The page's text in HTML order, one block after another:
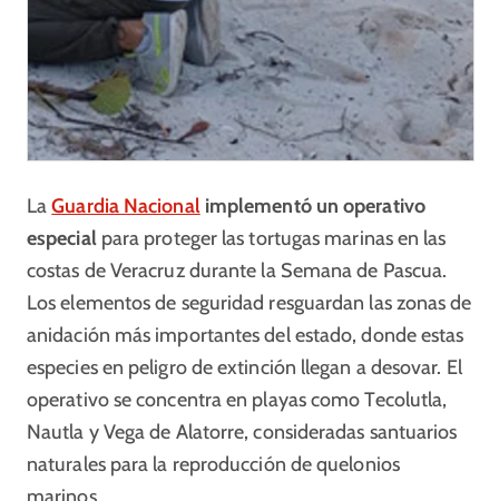
LaGuardia Nacionalimplementó un operativo
especialpara proteger las tortugas marinas en las
costas de Veracruz durante la Semana de Pascua.
Los elementos de seguridad resguardan las zonas de
anidación más importantes del estado, donde estas
especies en peligro de extinción llegan a desovar. El
operativo se concentra en playas como Tecolutla,
Nautla y Vega de Alatorre, consideradas santuarios
naturales para la reproducción de quelonios